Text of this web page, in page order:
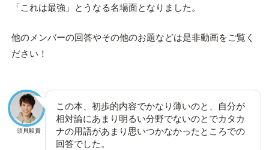
「これは最強」とうなる名場面となりました。
他のメンバーの回答やその他のお題などは是非動画をご覧く
ださい！
須貝駿貴
この本、初歩的内容でかなり薄いのと、自分が
相対論にあまり明るい分野でないのとでカタカ
ナの用語があまり思いつかなかったところでの
回答でした。